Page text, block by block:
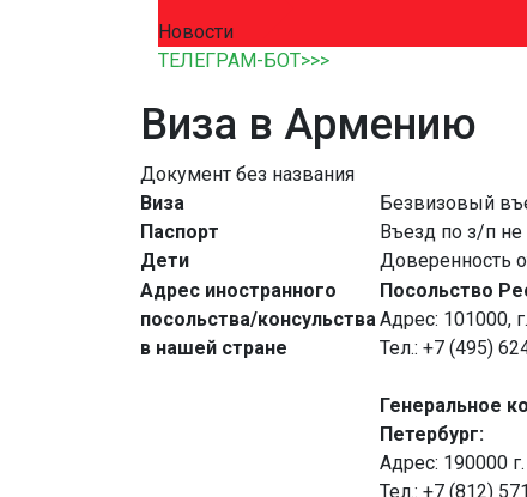
Новости
ТЕЛЕГРАМ-БОТ>>>
Виза в Армению
Документ без названия
Виза
Безвизовый
Паспорт
Въезд по з/п не
Дети
Доверенность
Адрес иностранного
посольства/консульства
в нашей стране
Посольство
Адрес: 101000,
Тел.: +7 (495)
Генеральное
Петербург:
Адрес: 190000
Тел.: +7 (812)